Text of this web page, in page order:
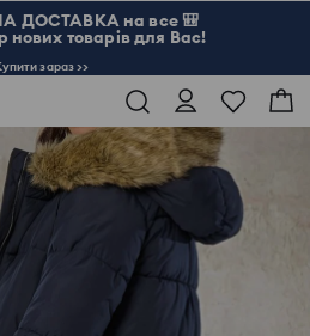
ДОСТАВКА на все 🎒
нових товарів для Вас!
зараз >>